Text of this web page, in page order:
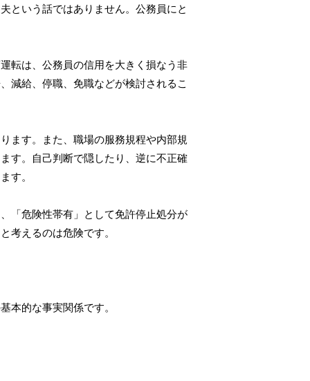
という話ではありません。公務員にと
転は、公務員の信用を大きく損なう非
減給、停職、免職などが検討されるこ
ます。また、職場の服務規程や内部規
す。自己判断で隠したり、逆に不正確
す。
「危険性帯有」として免許停止処分が
考えるのは危険です。
本的な事実関係です。